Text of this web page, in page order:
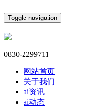
Toggle navigation
0830-2299711
网站首页
关于我们
ai资讯
ai动态